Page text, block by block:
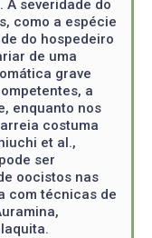
A severidade do
como a espécie
do hospedeiro
de uma
grave
a
enquanto nos
costuma
et al.,
ser
oocistos nas
com técnicas de